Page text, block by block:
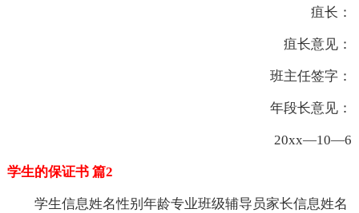
疽长：
疽长意见：
班主任签字：
年段长意见：
20xx—10—6
学生的保证书 篇2
学生信息姓名性别年龄专业班级辅导员家长信息姓名